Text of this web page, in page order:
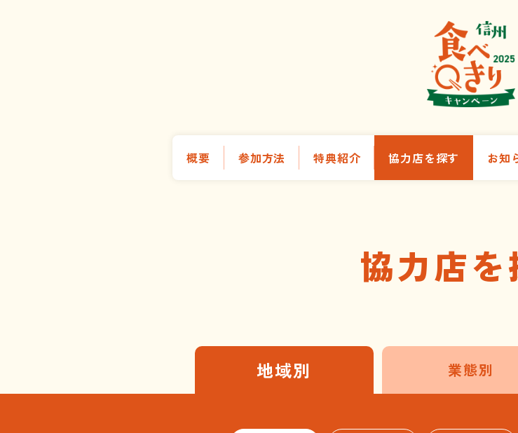
概要 参加方法 特典紹介 協力店を探す お知
協力店を
地域別 業態別